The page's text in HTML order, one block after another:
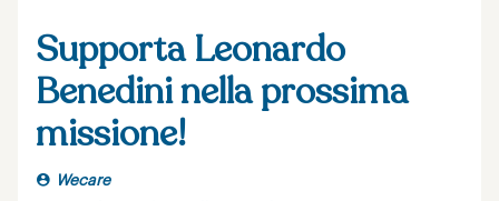
Supporta Leonardo
Benedini nella prossima
missione!
Wecare